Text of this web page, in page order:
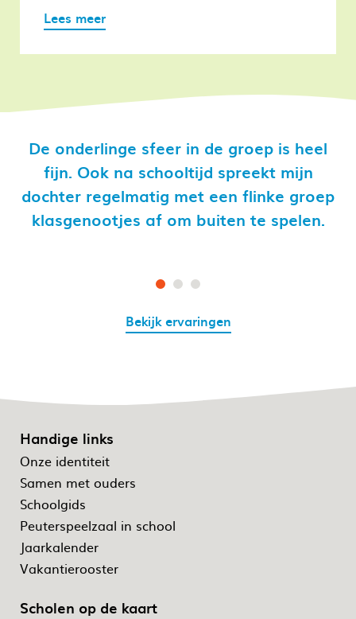
Lees meer
De onderlinge sfeer in de groep is heel
fijn. Ook na schooltijd spreekt mijn
dochter regelmatig met een flinke groep
klasgenootjes af om buiten te spelen.
Bekijk ervaringen
Handige links
Onze identiteit
Samen met ouders
Schoolgids
Peuterspeelzaal in school
Jaarkalender
Vakantierooster
Scholen op de kaart